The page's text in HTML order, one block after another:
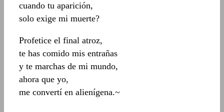
cuando tu aparición,
solo exige mi muerte?
Profetice el final atroz,
te has comido mis entrañas
y te marchas de mi mundo,
ahora que yo,
me convertí en alienígena.~